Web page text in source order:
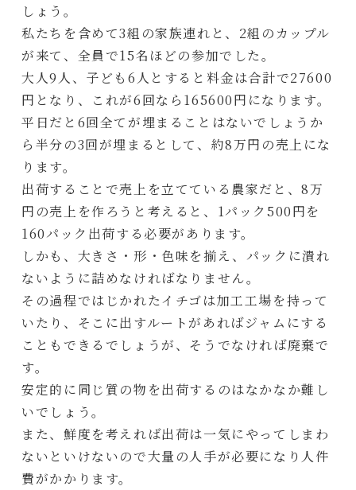
しょう。
私たちを含めて3組の家族連れと、2組のカップル
が来て、全員で15名ほどの参加でした。
大人9人、子ども6人とすると料金は合計で27600
円となり、これが6回なら165600円になります。
平日だと6回全てが埋まることはないでしょうか
ら半分の3回が埋まるとして、約8万円の売上にな
ります。
出荷することで売上を立てている農家だと、8万
円の売上を作ろうと考えると、1パック500円を
160パック出荷する必要があります。
しかも、大きさ・形・色味を揃え、パックに潰れ
ないように詰めなければなりません。
その過程ではじかれたイチゴは加工工場を持って
いたり、そこに出すルートがあればジャムにする
こともできるでしょうが、そうでなければ廃棄で
す。
安定的に同じ質の物を出荷するのはなかなか難し
いでしょう。
また、鮮度を考えれば出荷は一気にやってしまわ
ないといけないので大量の人手が必要になり人件
費がかかります。